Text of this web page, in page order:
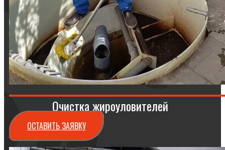
Очистка жироуловителей
ОСТАВИТЬ ЗАЯВКУ